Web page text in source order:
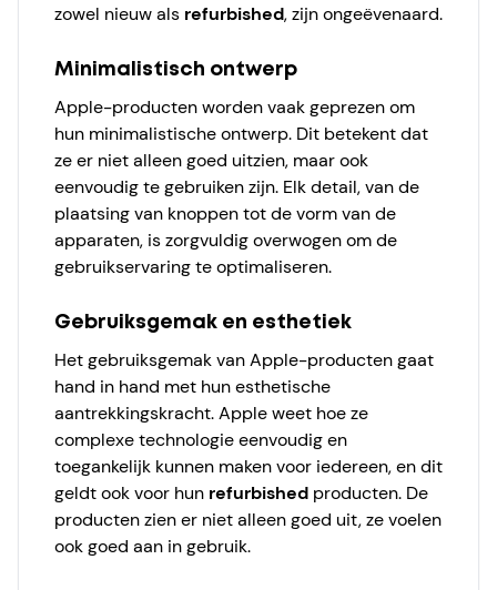
zowel nieuw als refurbished, zijn ongeëvenaard.
Minimalistisch ontwerp
Apple-producten worden vaak geprezen om
hun minimalistische ontwerp. Dit betekent dat
ze er niet alleen goed uitzien, maar ook
eenvoudig te gebruiken zijn. Elk detail, van de
plaatsing van knoppen tot de vorm van de
apparaten, is zorgvuldig overwogen om de
gebruikservaring te optimaliseren.
Gebruiksgemak en esthetiek
Het gebruiksgemak van Apple-producten gaat
hand in hand met hun esthetische
aantrekkingskracht. Apple weet hoe ze
complexe technologie eenvoudig en
toegankelijk kunnen maken voor iedereen, en dit
geldt ook voor hun refurbished producten. De
producten zien er niet alleen goed uit, ze voelen
ook goed aan in gebruik.